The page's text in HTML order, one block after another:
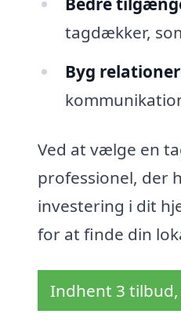
tagdækker,
Byg
Ved at vælge en
professionel, der
investering i dit
for at finde din
Indhent 3